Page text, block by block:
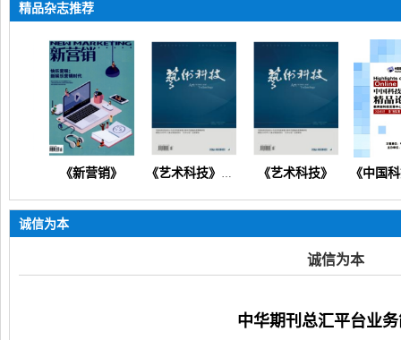
精品杂志推荐
《新营销》 《艺术科技》（文化产业人文科技美学技术创新管理文艺教研） 《艺术科技》
诚信为本
诚信为本
中华期刊总汇平台业